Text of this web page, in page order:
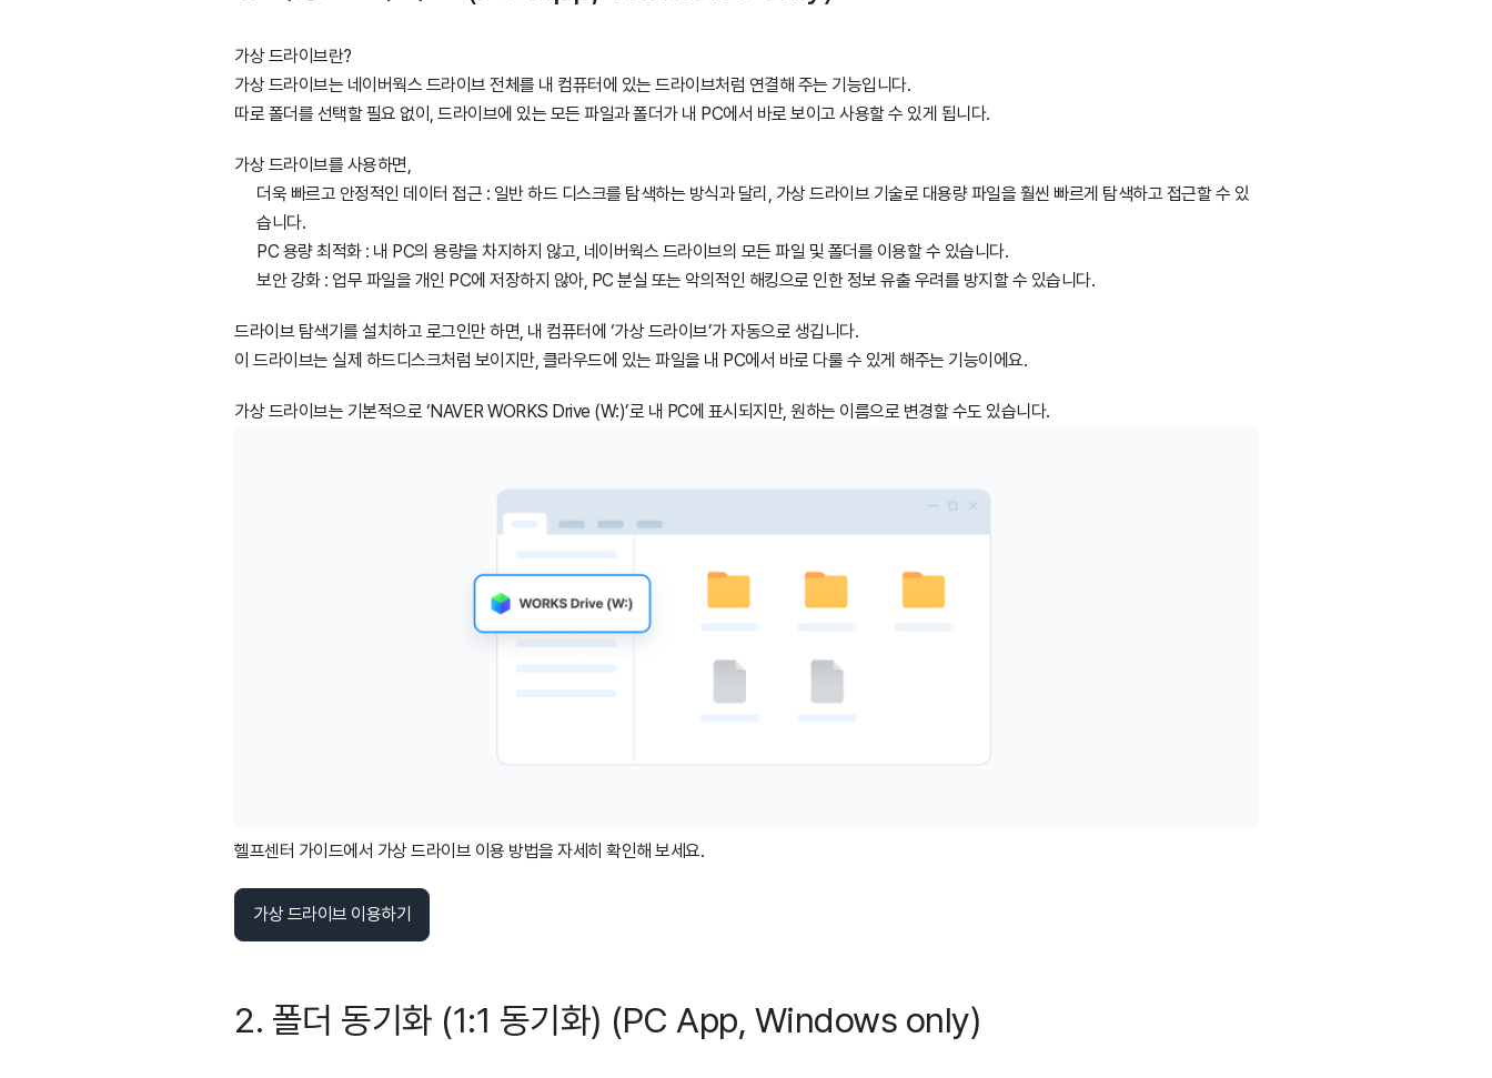
가상 드라이브란?
가상 드라이브는 네이버웍스 드라이브 전체를 내 컴퓨터에 있는 드라이브처럼 연결해 주는 기능입니다.
따로 폴더를 선택할 필요 없이, 드라이브에 있는 모든 파일과 폴더가 내 PC에서 바로 보이고 사용할 수 있게 됩니다.
가상 드라이브를 사용하면,
더욱 빠르고 안정적인 데이터 접근 : 일반 하드 디스크를 탐색하는 방식과 달리, 가상 드라이브 기술로 대용량 파일을 훨씬 빠르게 탐색하고 접근할 수 있
습니다.
PC 용량 최적화 : 내 PC의 용량을 차지하지 않고, 네이버웍스 드라이브의 모든 파일 및 폴더를 이용할 수 있습니다.
보안 강화 : 업무 파일을 개인 PC에 저장하지 않아, PC 분실 또는 악의적인 해킹으로 인한 정보 유출 우려를 방지할 수 있습니다.
드라이브 탐색기를 설치하고 로그인만 하면, 내 컴퓨터에 ‘가상 드라이브’가 자동으로 생깁니다.
이 드라이브는 실제 하드디스크처럼 보이지만, 클라우드에 있는 파일을 내 PC에서 바로 다룰 수 있게 해주는 기능이에요.
가상 드라이브는 기본적으로 ‘NAVER WORKS Drive (W:)’로 내 PC에 표시되지만, 원하는 이름으로 변경할 수도 있습니다.
헬프센터 가이드에서 가상 드라이브 이용 방법을 자세히 확인해 보세요.
가상 드라이브 이용하기
2. 폴더 동기화 (1:1 동기화) (PC App, Windows only)